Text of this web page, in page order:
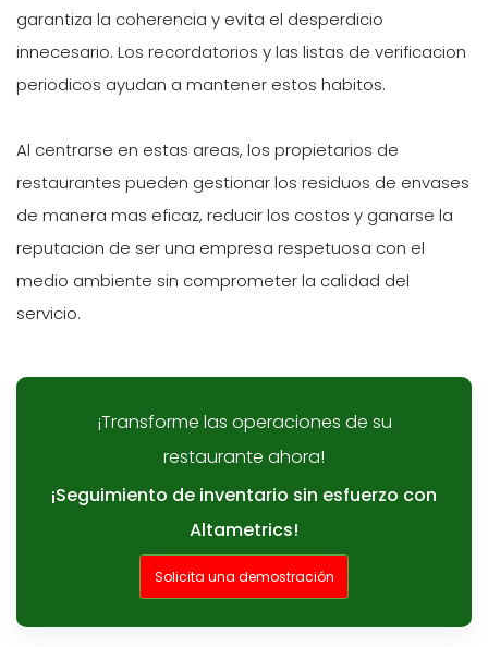
garantiza la coherencia y evita el desperdicio
innecesario. Los recordatorios y las listas de verificacion
periodicos ayudan a mantener estos habitos.
Al centrarse en estas areas, los propietarios de
restaurantes pueden gestionar los residuos de envases
de manera mas eficaz, reducir los costos y ganarse la
reputacion de ser una empresa respetuosa con el
medio ambiente sin comprometer la calidad del
servicio.
¡Transforme las operaciones de su
restaurante ahora!
¡Seguimiento de inventario sin esfuerzo con
Altametrics!
Solicita una demostración